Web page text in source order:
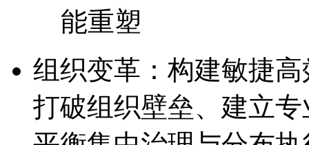
能重塑
组织变革：构建敏
打破组织壁垒、建立